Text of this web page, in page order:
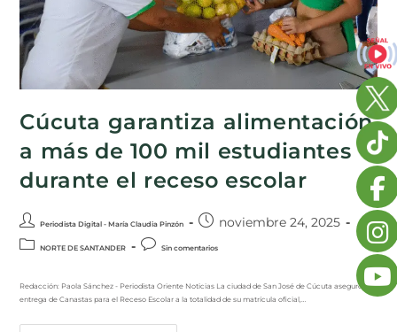
Cúcuta garantiza alimentación
a más de 100 mil estudiantes
durante el receso escolar
Periodista Digital - María Claudia Pinzón noviembre 24, 2025
NORTE DE SANTANDER Sin comentarios
Redacción: Paola Sánchez - Periodista Oriente Noticias La ciudad de San José de Cúcuta aseguró la
entrega de Canastas para el Receso Escolar a la totalidad de su matrícula oficial,…